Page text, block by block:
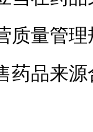
质量管
药品来